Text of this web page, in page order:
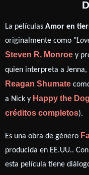
La películas Amor en
originalmente como "
Steven R. Monroe y
quien interpreta a Jenna,
Reagan Shumate
a Nick y Happy the Dog
créditos completos).
Es una obra de género
producida en EE.UU..
esta película tiene